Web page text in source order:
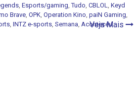
Esports/gaming ,Tudo CBLOL
Keyd
Brave OPK Operation Kino paiN Gaming
INTZ e-sports Semana Aconteceu
Veja Mais